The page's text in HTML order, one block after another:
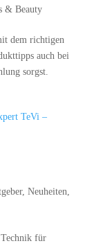
& Beauty
dem rich­ti­gen
auch bei
sorgst.
, Neuheiten,
für